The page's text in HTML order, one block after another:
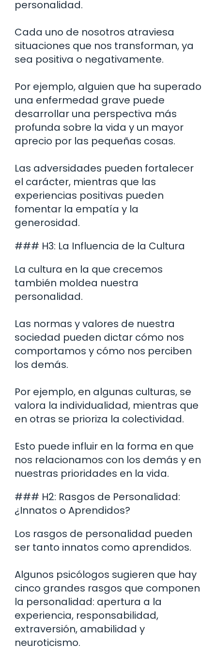
personalidad.
Cada uno de nosotros atraviesa
situaciones que nos transforman, ya
sea positiva o negativamente.
Por ejemplo, alguien que ha superado
una enfermedad grave puede
desarrollar una perspectiva más
profunda sobre la vida y un mayor
aprecio por las pequeñas cosas.
Las adversidades pueden fortalecer
el carácter, mientras que las
experiencias positivas pueden
fomentar la empatía y la
generosidad.
### H3: La Influencia de la Cultura
La cultura en la que crecemos
también moldea nuestra
personalidad.
Las normas y valores de nuestra
sociedad pueden dictar cómo nos
comportamos y cómo nos perciben
los demás.
Por ejemplo, en algunas culturas, se
valora la individualidad, mientras que
en otras se prioriza la colectividad.
Esto puede influir en la forma en que
nos relacionamos con los demás y en
nuestras prioridades en la vida.
### H2: Rasgos de Personalidad:
¿Innatos o Aprendidos?
Los rasgos de personalidad pueden
ser tanto innatos como aprendidos.
Algunos psicólogos sugieren que hay
cinco grandes rasgos que componen
la personalidad: apertura a la
experiencia, responsabilidad,
extraversión, amabilidad y
neuroticismo.